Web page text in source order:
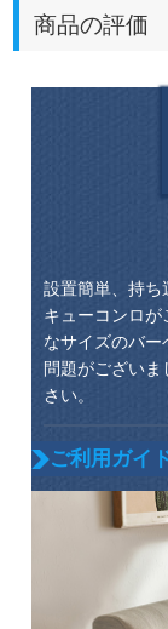
商品の評価
設置簡単、持ち
キューコンロ
なサイズのバ
問題がござい
さい。
ご利用ガイ